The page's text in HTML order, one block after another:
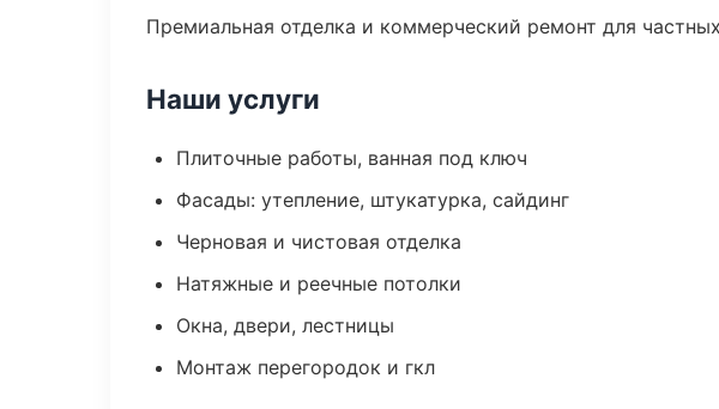
Премиальная отделка и коммерческий ремонт для
Наши услуги
Плиточные работы, ванная под ключ
Фасады: утепление, штукатурка, сайдинг
Черновая и чистовая отделка
Натяжные и реечные потолки
Окна, двери, лестницы
Монтаж перегородок и гкл